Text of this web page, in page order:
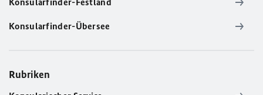
Konsularfinder-Übersee
Rubriken